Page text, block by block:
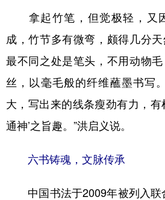
拿起竹笔，但觉极轻，又
成，竹节多有微弯，颇得几分
最不同之处是笔头，不用动物
丝，以毫毛般的纤维蘸墨书写
大，写出来的线条瘦劲有力，有
通神’之旨趣。”洪启义说。
六书铸魂，文脉传承
中国书法于2009年被列入联